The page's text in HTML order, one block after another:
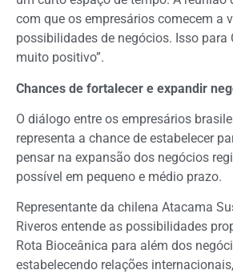
com que os empresários comecem a
possibilidades de negócios. Isso para
muito positivo”.
Chances de fortalecer e expandir
O diálogo entre os empresários
representa a chance de estabelecer
pensar na expansão dos negócios
possível em pequeno e médio prazo.
Representante da chilena Atacama
Riveros entende as possibilidades
Rota Bioceânica para além dos
estabelecendo relações